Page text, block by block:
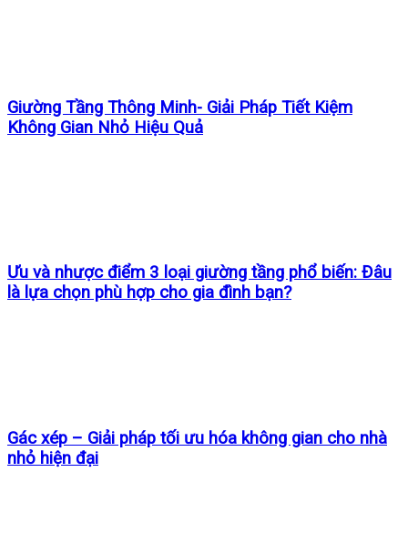
Giường Tầng Thông Minh- Giải Pháp Tiết Kiệm
Không Gian Nhỏ Hiệu Quả
Ưu và nhược điểm 3 loại giường tầng phổ biến: Đâu
là lựa chọn phù hợp cho gia đình bạn?
Gác xép – Giải pháp tối ưu hóa không gian cho nhà
nhỏ hiện đại